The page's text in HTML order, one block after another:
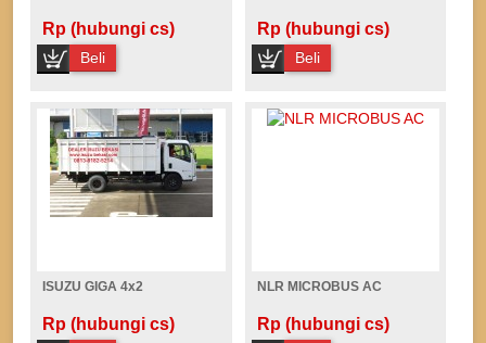
Rp (hubungi cs)
Beli
Rp (hubungi cs)
Beli
ISUZU GIGA 4x2
Rp (hubungi cs)
NLR MICROBUS AC
Rp (hubungi cs)